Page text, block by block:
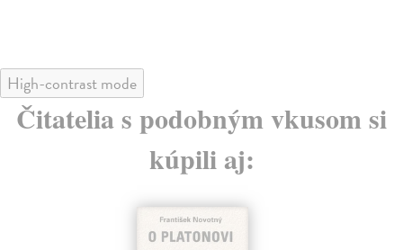
High-contrast mode
Čitatelia s podobným vkusom si
kúpili aj: